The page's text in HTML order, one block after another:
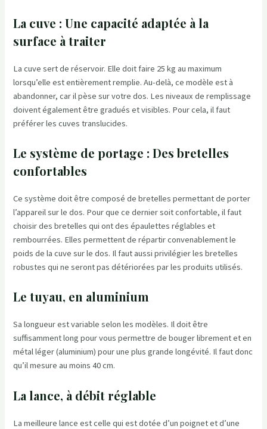
La cuve : Une capacité adaptée à la
surface à traiter
La cuve sert de réservoir. Elle doit faire 25 kg au maximum
lorsqu’elle est entièrement remplie. Au-delà, ce modèle est à
abandonner, car il pèse sur votre dos. Les niveaux de remplissage
doivent également être gradués et visibles. Pour cela, il faut
préférer les cuves translucides.
Le système de portage : Des bretelles
confortables
Ce système doit être composé de bretelles permettant de porter
l’appareil sur le dos. Pour que ce dernier soit confortable, il faut
choisir des bretelles qui ont des épaulettes réglables et
rembourrées. Elles permettent de répartir convenablement le
poids de la cuve sur le dos. Il faut aussi privilégier les bretelles
robustes qui ne seront pas détériorées par les produits utilisés.
Le tuyau, en aluminium
Sa longueur est variable selon les modèles. Il doit être
suffisamment long pour vous permettre de bouger librement et en
métal léger (aluminium) pour une plus grande longévité. Il faut donc
qu’il mesure au moins 40 cm.
La lance, à débit réglable
La meilleure lance est celle qui est dotée d’un poignet et d’une